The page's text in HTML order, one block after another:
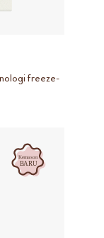
freeze-